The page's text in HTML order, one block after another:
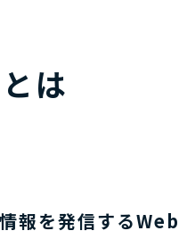
は
報を発信する